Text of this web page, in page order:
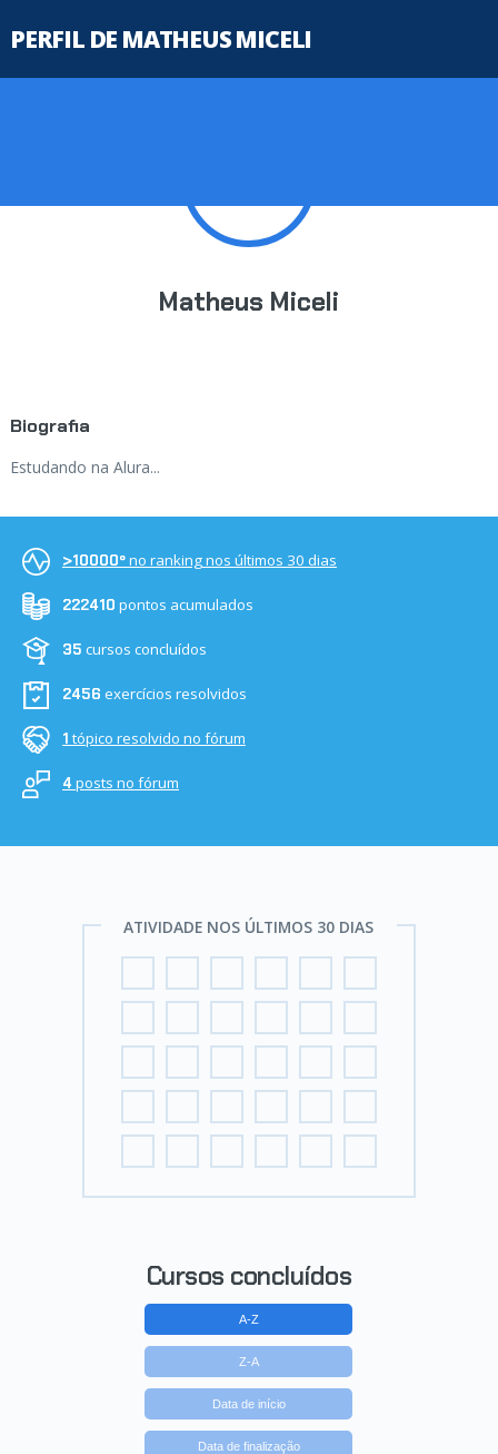
PERFIL DE MATHEUS MICELI
Matheus Miceli
Biografia
Estudando na Alura...
>10000ºno ranking nos últimos 30 dias
222410 pontos acumulados
35 cursos concluídos
2456 exercícios resolvidos
1 tópico resolvido no fórum
4posts no fórum
ATIVIDADE NOS ÚLTIMOS 30 DIAS
Cursos concluídos
A-Z
Z-A
Data de início
Data de finalização